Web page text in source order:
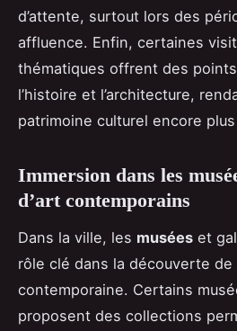
d’attente, surtout lors des
affluence. Enfin, certaines
thématiques offrent des
l’histoire et l’architecture,
patrimoine culturel encore
Immersion dans les
d’art contemporains
Dans la ville, les musées et
rôle clé dans la découverte
contemporaine. Certains
proposent des collections